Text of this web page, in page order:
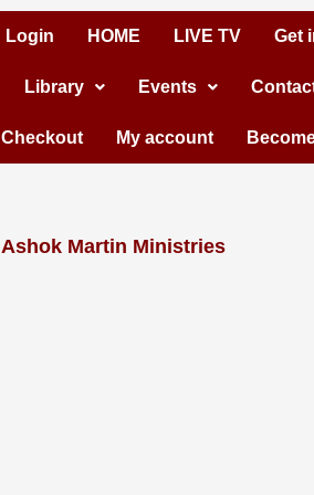
Login HOME LIVE TV Get
Library Events
Checkout My account
Ashok Martin Ministries